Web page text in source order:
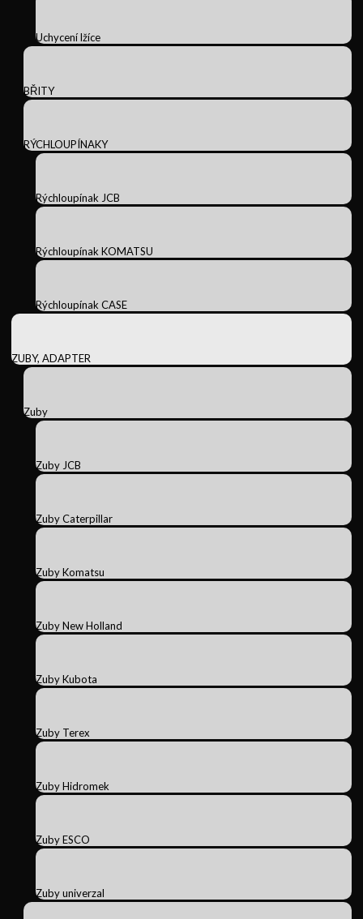
Uchycení lžíce
BŘITY
RÝCHLOUPÍNAKY
Rýchloupínak JCB
Rýchloupínak KOMATSU
Rýchloupínak CASE
ZUBY, ADAPTER
Zuby
Zuby JCB
Zuby Caterpillar
Zuby Komatsu
Zuby New Holland
Zuby Kubota
Zuby Terex
Zuby Hidromek
Zuby ESCO
Zuby univerzal